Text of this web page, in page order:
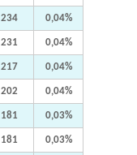
234 0,04%
231 0,04%
217 0,04%
202 0,04%
181 0,03%
181 0,03%